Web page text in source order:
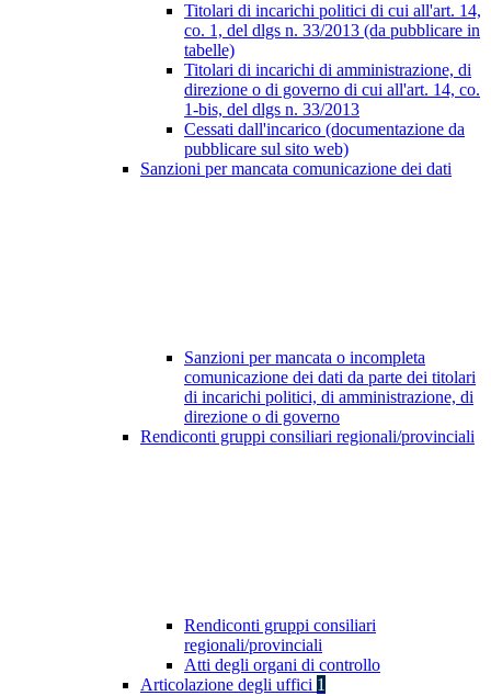
Titolari di incarichi politici di cui all'art. 14,
co. 1, del dlgs n. 33/2013 (da pubblicare in
tabelle)
Titolari di incarichi di amministrazione, di
direzione o di governo di cui all'art. 14, co.
1-bis, del dlgs n. 33/2013
Cessati dall'incarico (documentazione da
pubblicare sul sito web)
Sanzioni per mancata comunicazione dei dati
Sanzioni per mancata o incompleta
comunicazione dei dati da parte dei titolari
di incarichi politici, di amministrazione, di
direzione o di governo
Rendiconti gruppi consiliari regionali/provinciali
Rendiconti gruppi consiliari
regionali/provinciali
Atti degli organi di controllo
Articolazione degli uffici 1